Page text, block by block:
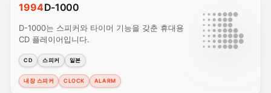
1994D-1000
D-1000는 스피커와 타이머 기능을 갖춘 휴대용
CD 플레이어입니다.
CD 스피커 일본
내장 스피커 CLOCK ALARM